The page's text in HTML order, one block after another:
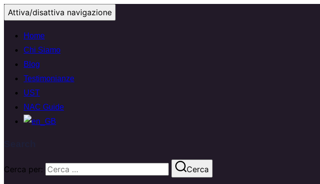
Attiva/disattiva navigazione
Home
Chi Siamo
Blog
Testimonianze
UST
NAC Guide
Cerca per: Cerca